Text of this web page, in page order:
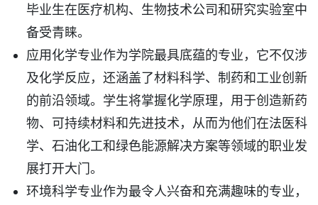
毕业生在医疗机构、生物技术公司和研究实验室中
备受青睐。
应用化学专业作为学院最具底蕴的专业，它不仅涉
及化学反应，还涵盖了材料科学、制药和工业创新
的前沿领域。学生将掌握化学原理，用于创造新药
物、可持续材料和先进技术，从而为他们在法医科
学、石油化工和绿色能源解决方案等领域的职业发
展打开大门。
环境科学专业作为最令人兴奋和充满趣味的专业，